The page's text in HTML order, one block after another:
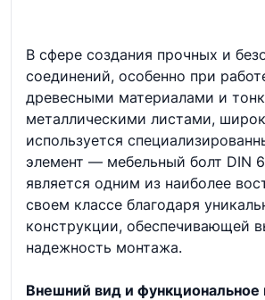
В сфере создания прочных и
соединений, особенно при
древесными материалами и
металлическими листами,
используется
элемент — мебельный болт DIN
является одним из наиболее
своем классе благодаря
конструкции, обеспечивающей
надежность монтажа.
Внешний вид и функциональное